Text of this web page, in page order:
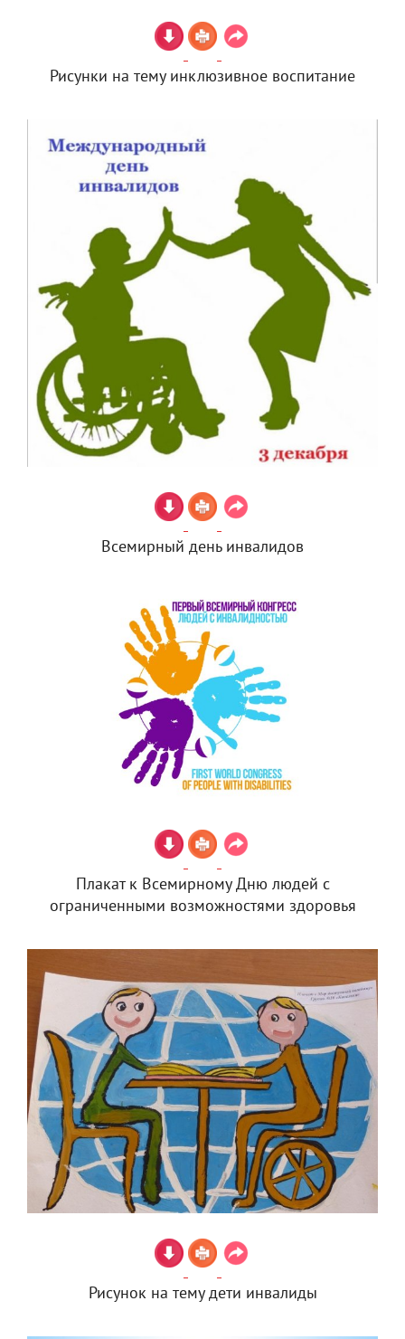
Рисунки на тему инклюзивное воспитание
Всемирный день инвалидов
Плакат к Всемирному Дню людей с
ограниченными возможностями здоровья
Рисунок на тему дети инвалиды